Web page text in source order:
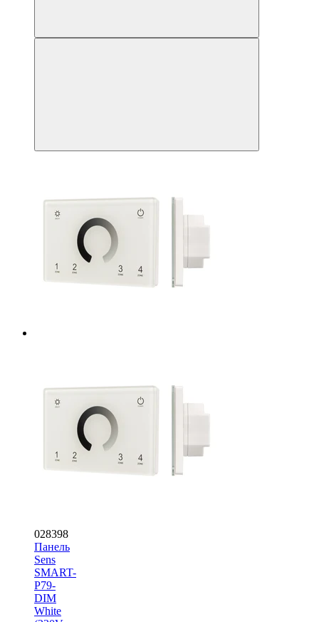
028398
Панель
Sens
SMART-
P79-
DIM
White